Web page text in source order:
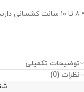
• ۸ تا ۱۰ سانت کشسانی دارند
توضیحات تکمیلی
نظرات (0)